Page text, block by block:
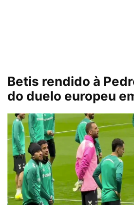
Betis rendido à
do duelo europeu